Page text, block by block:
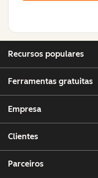
Recursos populares
Ferramentas gratuitas
Empresa
Clientes
Parceiros